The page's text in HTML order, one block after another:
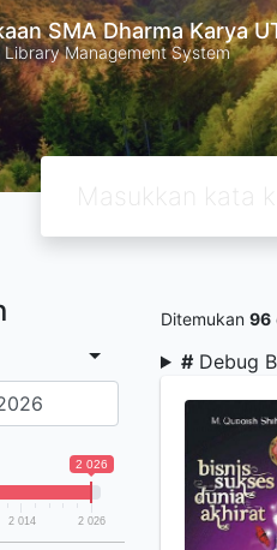
SMA Dharma Karya
Library Management System
2 026
2 014 2 026
Ditemukan 96
# Debug